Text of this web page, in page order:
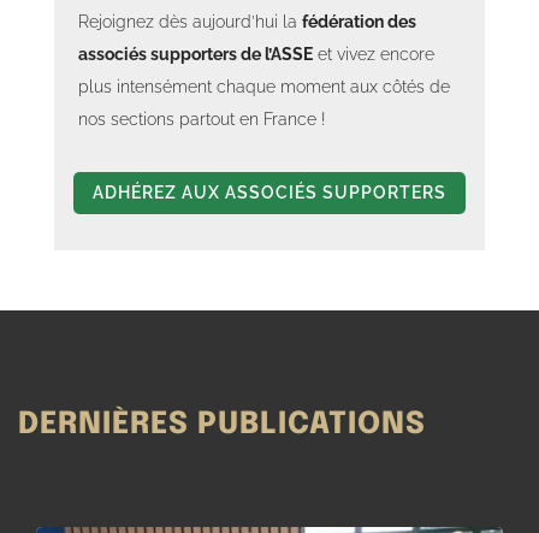
Rejoignez dès aujourd’hui la fédération des
associés supporters de l’ASSE et vivez encore
plus intensément chaque moment aux côtés de
nos sections partout en France !
ADHÉREZ AUX ASSOCIÉS SUPPORTERS
DERNIÈRES PUBLICATIONS